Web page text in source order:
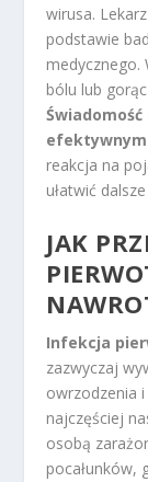
wirusa.
podstawie
medycznego.
bólu lub
efektywnym
reakcja na
ułatwić
JAK
Infekcja
zazwyczaj
owrzodzenia
najczęściej
osobą
pocałunków,